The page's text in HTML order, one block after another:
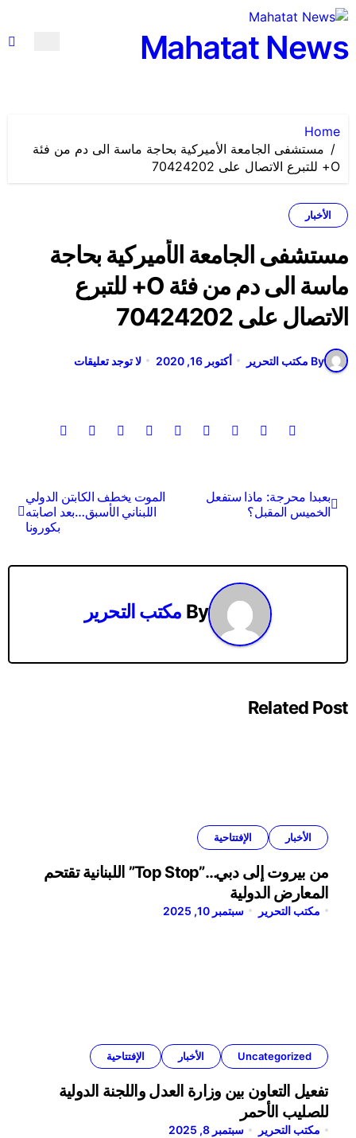
التجاوز
إلى
المحتوى
Mahatat News
Home
مستشفى الجامعة الأميركية بحاجة ماسة الى دم من فئة
O+ للتبرع الاتصال على 70424202
الأخبار
مستشفى الجامعة الأميركية بحاجة
ماسة الى دم من فئة O+ للتبرع
الاتصال على 70424202
By مكتب التحرير أكتوبر 16, 2020 لا توجد تعليقات
تصفّح
بعبدا محرجة: ماذا ستفعل
الخميس المقبل؟
الموت يخطف الكابتن الدولي
اللبناني الأسبق…بعد اصابته
بكورونا
By مكتب التحرير
Related Post
الأخبار الإفتتاحية
من بيروت إلى دبي…”Top Stop” اللبنانية تقتحم
المعارض الدولية
مكتب التحرير سبتمبر 10, 2025
Uncategorized الأخبار الإفتتاحية
تفعيل التعاون بين وزارة العدل واللجنة الدولية
للصليب الأحمر
مكتب التحرير سبتمبر 8, 2025